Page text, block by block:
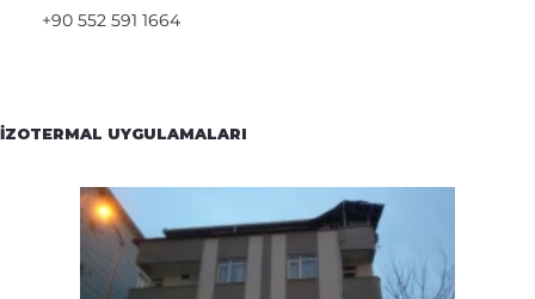
+90 552 591 1664
İZOTERMAL UYGULAMALARI